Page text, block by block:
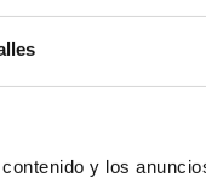
y los
tus tarifas con
que se aplique tu
puedan establecer